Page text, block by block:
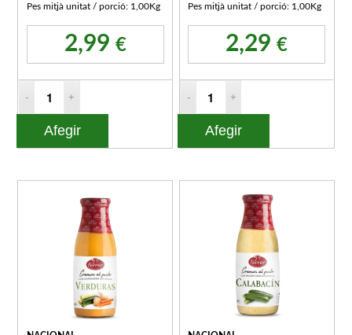
Pes mitjà unitat / porció: 1,00Kg
2,99 €
Afegir
Pes mitjà unitat / porció: 1,00Kg
2,29€
Afegir